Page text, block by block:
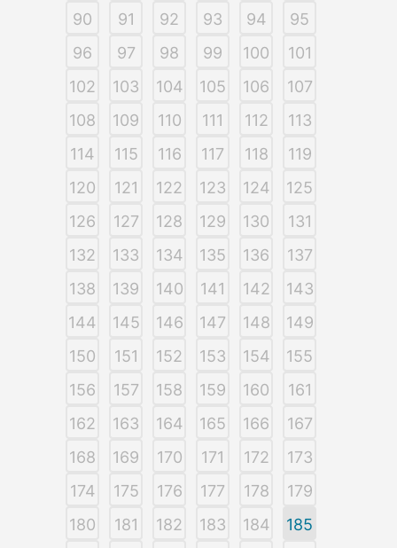
90
91 92 93 94
95
96
97 98 99 100
101
102
103 104 105 106
107
108
109 110 111 112
113
114
115 116 117 118
119
120
121 122 123 124
125
126
127 128 129 130
131
132
133 134 135 136
137
138
139 140 141 142
143
144
145 146 147 148
149
150
151 152 153 154
155
156
157 158 159 160
161
162
163 164 165 166
167
168
169 170 171 172
173
174
175 176 177 178
179
180
181 182 183 184
185